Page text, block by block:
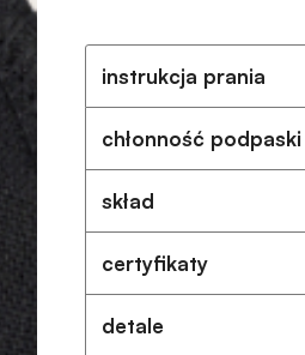
instrukcja prania
chłonność podpaski
skład
certyfikaty
detale